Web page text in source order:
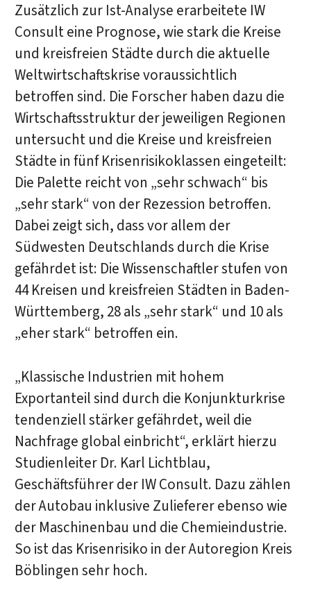
Zusätzlich zur Ist-Analyse erarbeitete IW
Consult eine Prognose, wie stark die Kreise
und kreisfreien Städte durch die aktuelle
Weltwirtschaftskrise voraussichtlich
betroffen sind. Die Forscher haben dazu die
Wirtschaftsstruktur der jeweiligen Regionen
untersucht und die Kreise und kreisfreien
Städte in fünf Krisenrisikoklassen eingeteilt:
Die Palette reicht von „sehr schwach“ bis
„sehr stark“ von der Rezession betroffen.
Dabei zeigt sich, dass vor allem der
Südwesten Deutschlands durch die Krise
gefährdet ist: Die Wissenschaftler stufen von
44 Kreisen und kreisfreien Städten in Baden-
Württemberg, 28 als „sehr stark“ und 10 als
„eher stark“ betroffen ein.
„Klassische Industrien mit hohem
Exportanteil sind durch die Konjunkturkrise
tendenziell stärker gefährdet, weil die
Nachfrage global einbricht“, erklärt hierzu
Studienleiter Dr. Karl Lichtblau,
Geschäftsführer der IW Consult. Dazu zählen
der Autobau inklusive Zulieferer ebenso wie
der Maschinenbau und die Chemieindustrie.
So ist das Krisenrisiko in der Autoregion Kreis
Böblingen sehr hoch.